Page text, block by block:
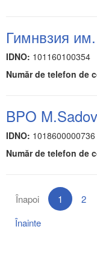
Гимнвзия
IDNO: 101160100354
Număr de telefon de
BPO
IDNO: 1018600000736
Număr de telefon de
Înapoi 1 2
Înainte